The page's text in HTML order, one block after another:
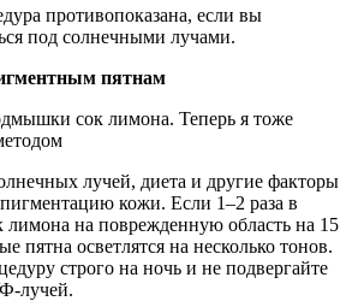
противопоказана, если вы
под солнечными лучами.
пятнам
лучей, диета и другие факторы
кожи. Если 1–2 раза в
лимона на поврежденную область на 15
пятна осветлятся на несколько тонов.
строго на ночь и не подвергайте
лучей.